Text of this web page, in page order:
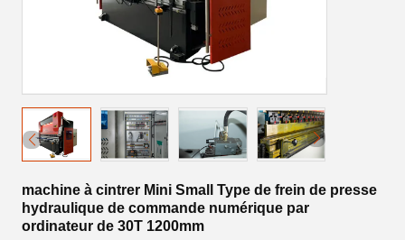
machine à cintrer Mini Small Type de frein de presse
hydraulique de commande numérique par
ordinateur de 30T 1200mm